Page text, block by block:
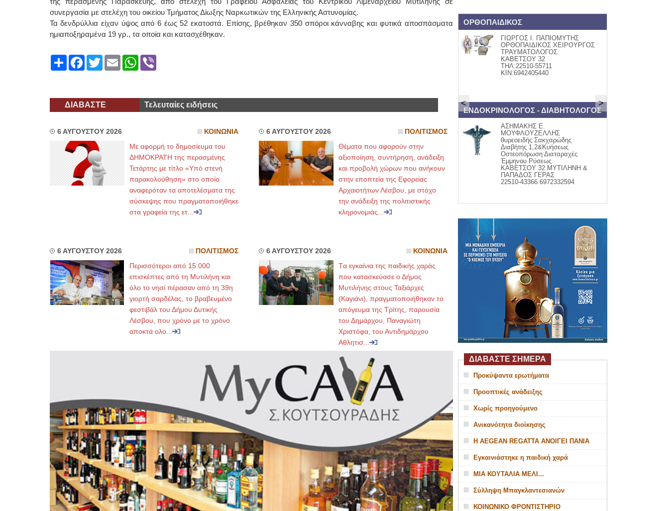
συνεργασία με στελέχη του οικείου Τμήματος Δίωξης Ναρκωτικών της Ελληνικής Αστυνομίας.
Τα δενδρύλλια είχαν ύψος από 6 έως 52 εκατοστά. Επίσης, βρέθηκαν 350 σπόροι κάνναβης και φυτικά αποσπάσματα
ημιαποξηραμένα 19 γρ., τα οποία και κατασχέθηκαν.
ShareFacebook
TwitterEmailWhatsApp
Viber
ΔΙΑΒΑΣΤΕ Τελευταίες ειδήσεις
6 ΑΥΓΟΥΣΤΟΥ 2026 ΚΟΙΝΩΝΙΑ
Με αφορμή το δημοσίευμα του
ΔΗΜΟΚΡΑΤΗ της περασμένης
Τετάρτης με τίτλο «Υπό στενή
παρακολούθηση» στο οποίο
αναφερόταν τα αποτελέσματα της
σύσκεψης που πραγματοποιήθηκε
στα γραφεία της ετ...
6 ΑΥΓΟΥΣΤΟΥ 2026 ΠΟΛΙΤΙΣΜΟΣ
Θέματα που αφορούν στην
αξιοποίηση, συντήρηση, ανάδειξη
και προβολή χώρων που ανήκουν
στην εποπτεία της Εφορείας
Αρχαιοτήτων Λέσβου, με στόχο
την ανάδειξη της πολιτιστικής
κληρονομιάς...
6 ΑΥΓΟΥΣΤΟΥ 2026 ΠΟΛΙΤΙΣΜΟΣ
Περισσότεροι από 15.000
επισκέπτες από τη Μυτιλήνη και
όλο το νησί πέρασαν από τη 39η
γιορτή σαρδέλας, το βραβευμένο
φεστιβάλ του Δήμου Δυτικής
Λέσβου, που χρόνο με το χρόνο
αποκτά ολο...
6 ΑΥΓΟΥΣΤΟΥ 2026 ΚΟΙΝΩΝΙΑ
Tα εγκαίνια της παιδικής χαράς
που κατασκεύασε ο Δήμος
Μυτιλήνης στους Ταξιάρχες
(Καγιάνι), πραγματοποιήθηκαν το
απόγευμα της Τρίτης, παρουσία
του Δημάρχου, Παναγιώτη
Χριστόφα, του Αντιδημάρχου
Αθλητισ...
>
<
ΙΩΑΝΝΗΣ Α. ΜΑΛΛΙΑΣ
Χειρουργός Ωτορινολαρυγγολόγος
Στρατιωτικός Ιατρός
Διπλωματούχος Ευρ.Ακαδημίας
Πάρνηθας 95-97 Αχαρναί
2102467085 & 6938502258
email- elenboumpa@gmail.com
ΟΡΘΟΠΑΙΔΙΚΟΣ
ΓΙΩΡΓΟΣ Ι. ΠΑΠΙΟΜΥΤΗΣ
ΟΡΘΟΠΑΙΔΙΚΟΣ ΧΕΙΡΟΥΡΓΟΣ
ΤΡΑΥΜΑΤΟΛΟΓΟΣ
ΚΑΒΕΤΣΟΥ 32
ΤΗΛ:22510-55711
ΚΙΝ:6942405440
ΕΝΔΟΚΡΙΝΟΛΟΓΟΣ - ΔΙΑΒΗΤΟΛΟΓΟΣ
ΑΣΗΜΑΚΗΣ Ε.
ΜΟΥΦΛΟΥΖΕΛΛΗΣ
θυρεοειδής Σακχαρώδης
Διαβήτης 1,2&Κυήσεως
Οστεοπόρωση Διαταραχές
Έμμηνου Ρύσεως
ΚΑΒΕΤΣΟΥ 32 ΜΥΤΙΛΗΝΗ &
ΠΑΠΑΔΟΣ ΓΕΡΑΣ
22510-43366 6972332594
ΔΙΑΒΑΣΤΕ ΣΗΜΕΡΑ
Προκύψαντα ερωτήματα
Προοπτικές ανάδειξης
Χωρίς προηγούμενο
Ανικανότητα διοίκησης
Η AEGEAN REGATTA ΑΝΟΙΓΕΙ ΠΑΝΙΑ
Εγκαινιάστηκε η παιδική χαρά
ΜΙΑ ΚΟΥΤΑΛΙΑ ΜΕΛΙ...
Σύλληψη Μπαγκλαντεσιανών
ΚΟΙΝΩΝΙΚΟ ΦΡΟΝΤΙΣΤΗΡΙΟ